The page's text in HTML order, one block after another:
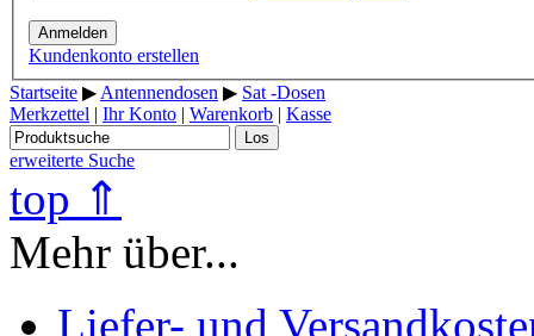
Anmelden
Kundenkonto erstellen
Startseite ▶ Antennendosen ▶ Sat -Dosen
Merkzettel | Ihr Konto | Warenkorb | Kasse
Los
erweiterte Suche
top ⇑
Mehr über...
Liefer- und